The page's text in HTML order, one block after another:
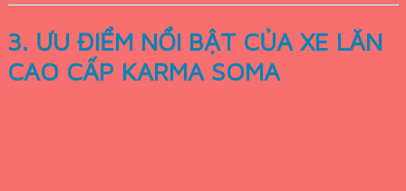
3. ƯU ĐIỂM NỔI BẬT CỦA XE LĂN
CAO CẤP KARMA SOMA